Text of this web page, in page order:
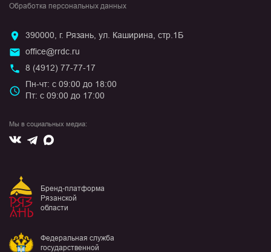
Обработка персональных данных
390000, г. Рязань, ул. Каширина, стр.1Б
office@rrdc.ru
8 (4912) 77-77-17
Пн-чт: с 09:00 до 18:00
Пт: с 09:00 до 17:00
Мы в социальных медиа:
Вконтакте
Telegram
Max
Бренд-платформа
Рязанской
области
Федеральная служба
государственной